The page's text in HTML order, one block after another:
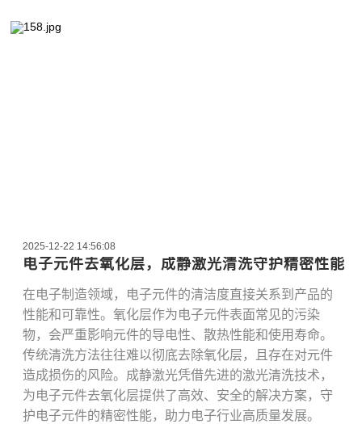
2025-12-22 14:56:08
电子元件去氧化层，成静激光清洗守护精密性能
在电子制造领域，电子元件的清洁度直接关系到产品的
性能和可靠性。氧化层作为电子元件表面常见的污染
物，会严重影响元件的导电性、散热性能和使用寿命。
传统清洗方法往往难以彻底去除氧化层，且存在对元件
造成损伤的风险。成静激光凭借先进的激光清洗技术，
为电子元件去氧化层提供了高效、安全的解决方案，守
护电子元件的精密性能，助力电子行业高质量发展。